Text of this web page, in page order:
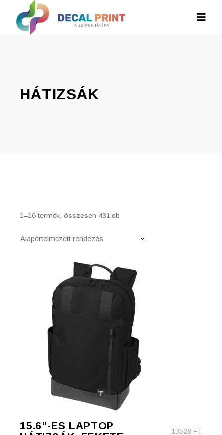
HÁTIZSÁK
1–16 termék, összesen 431 db
Alapértelmezett rendezés
15.6"-ES LAPTOP
13528 FT